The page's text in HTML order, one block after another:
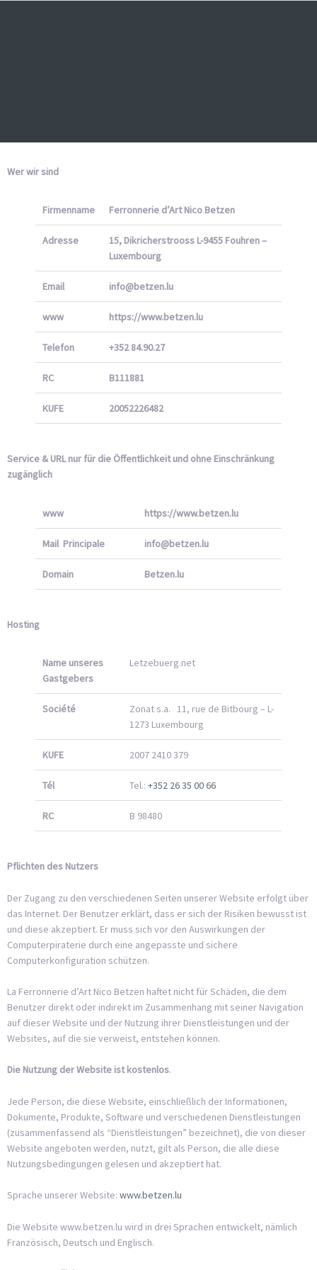
Wer wir sind
Firmenname Ferronnerie d’Art Nico Betzen
Adresse
15, Dikricherstrooss L-9455 Fouhren –
Luxembourg
Email info@betzen.lu
www https://www.betzen.lu
Telefon +352 84.90.27
RC B111881
KUFE 20052226482
Service & URL nur für die Öffentlichkeit und ohne Einschränkung
zugänglich
www https://www.betzen.lu
Mail Principale info@betzen.lu
Domain Betzen.lu
Hosting
Name unseres
Gastgebers
Letzebuerg.net
Société
Zonat s.a. 11, rue de Bitbourg – L-
1273 Luxembourg
KUFE 2007 2410 379
Tél Tel.: +352 26 35 00 66
RC B 98480
Pflichten des Nutzers
Der Zugang zu den verschiedenen Seiten unserer Website erfolgt über
das Internet. Der Benutzer erklärt, dass er sich der Risiken bewusst ist
und diese akzeptiert. Er muss sich vor den Auswirkungen der
Computerpiraterie durch eine angepasste und sichere
Computerkonfiguration schützen.
La Ferronnerie d’Art Nico Betzen haftet nicht für Schäden, die dem
Benutzer direkt oder indirekt im Zusammenhang mit seiner Navigation
auf dieser Website und der Nutzung ihrer Dienstleistungen und der
Websites, auf die sie verweist, entstehen können.
Die Nutzung der Website ist kostenlos.
Jede Person, die diese Website, einschließlich der Informationen,
Dokumente, Produkte, Software und verschiedenen Dienstleistungen
(zusammenfassend als “Dienstleistungen” bezeichnet), die von dieser
Website angeboten werden, nutzt, gilt als Person, die alle diese
Nutzungsbedingungen gelesen und akzeptiert hat.
Sprache unserer Website: www.betzen.lu
Die Website www.betzen.lu wird in drei Sprachen entwickelt, nämlich
Französisch, Deutsch und Englisch.